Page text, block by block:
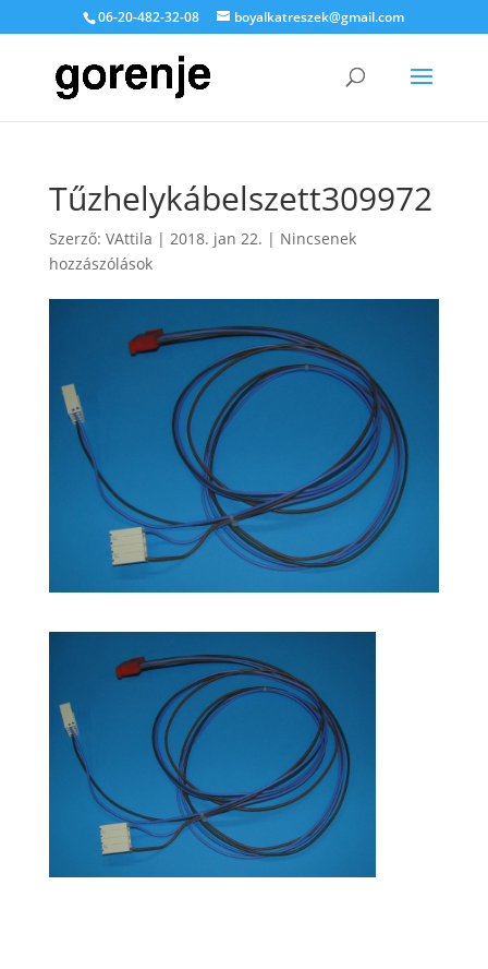
06-20-482-32-08 boyalkatreszek@gmail.com
Tűzhelykábelszett309972
Szerző: VAttila | 2018. jan 22. | Nincsenek
hozzászólások